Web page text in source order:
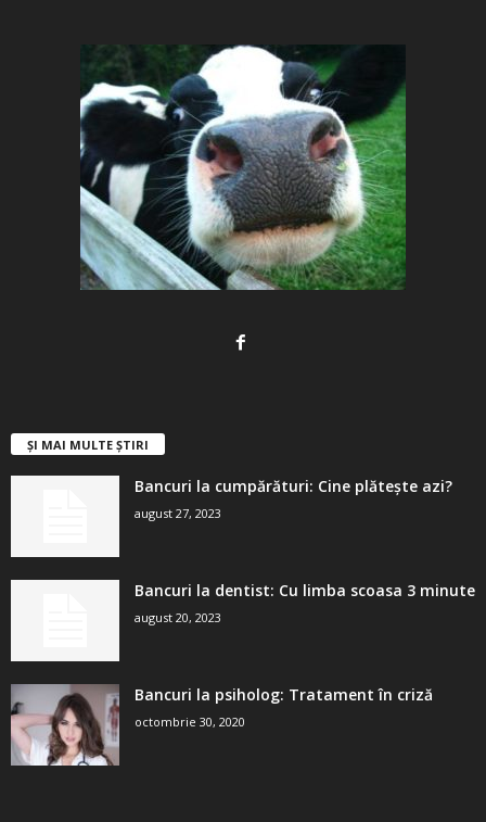
ȘI MAI MULTE ȘTIRI
Bancuri la cumpărături: Cine plătește azi?
august 27, 2023
Bancuri la dentist: Cu limba scoasa 3 minute
august 20, 2023
Bancuri la psiholog: Tratament în criză
octombrie 30, 2020